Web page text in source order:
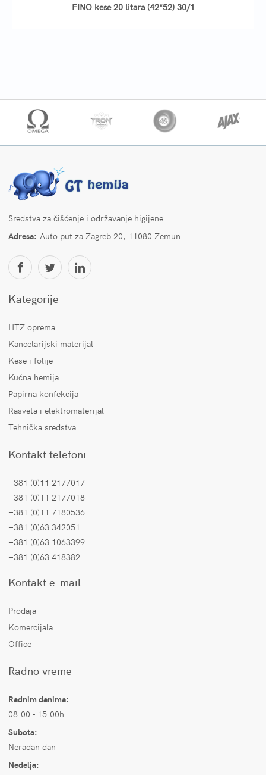
FINO kese 20 litara (42*52) 30/1
Sredstva za čišćenje i održavanje higijene.
Adresa: Auto put za Zagreb 20, 11080 Zemun
Kategorije
HTZ oprema
Kancelarijski materijal
Kese i folije
Kućna hemija
Papirna konfekcija
Rasveta i elektromaterijal
Tehnička sredstva
Kontakt telefoni
+381 (0)11 2177017
+381 (0)11 2177018
+381 (0)11 7180536
+381 (0)63 342051
+381 (0)63 1063399
+381 (0)63 418382
Kontakt e-mail
Prodaja
Komercijala
Office
Radno vreme
Radnim danima:
08:00 - 15:00h
Subota:
Neradan dan
Nedelja: